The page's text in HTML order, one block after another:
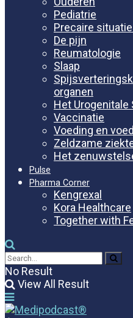
Pediatrie
Precaire
De pijn
Reumatologie
Slaap
organen
Het Urogenitale
Vaccinatie
Voeding en
Zeldzame
Het
Pulse
Pharma Corner
Kengrexal
Kora Healthcare
Together with
No Result
View All Result